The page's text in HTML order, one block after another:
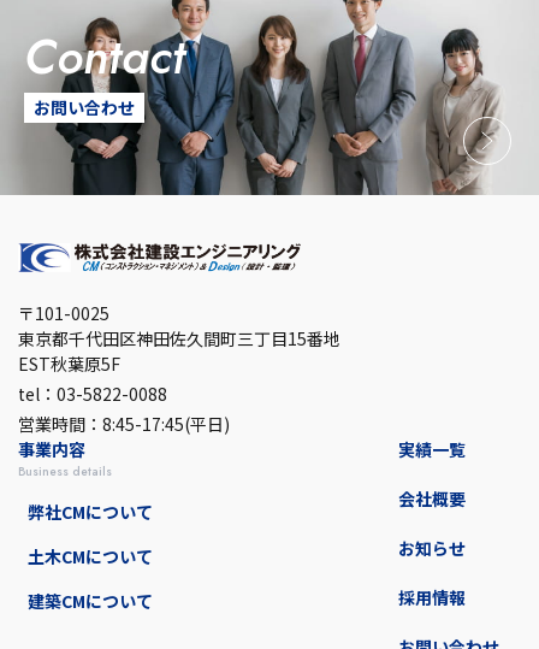
contact
お問い合わせ
〒101-0025
東京都千代田区神田佐久間町三丁目15番地
EST秋葉原5F
tel：03-5822-0088
営業時間：8:45-17:45(平日)
事業内容
business details
弊社CMについて
土木CMについて
建築CMについて
実績一覧
会社概要
お知らせ
採用情報